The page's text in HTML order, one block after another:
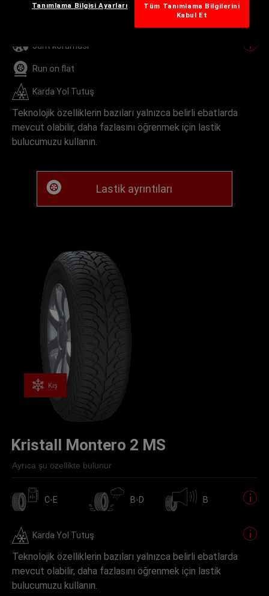
B-D B
Jant koruması
Run on flat
Karda Yol Tutuş
Teknolojik özelliklerin bazıları yalnızca belirli ebatlarda
mevcut olabilir, daha fazlasını öğrenmek için lastik
bulucumuzu kullanın.
Lastik ayrıntıları
Kış
Kristall Montero 2 MS
Ayrıca şu özellikte bulunur
C-E B-D B
Karda Yol Tutuş
Teknolojik özelliklerin bazıları yalnızca belirli ebatlarda
mevcut olabilir, daha fazlasını öğrenmek için lastik
bulucumuzu kullanın.
Tanımlama Bilgisi Ayarları
Tüm Tanımlama Bilgilerini
Kabul Et